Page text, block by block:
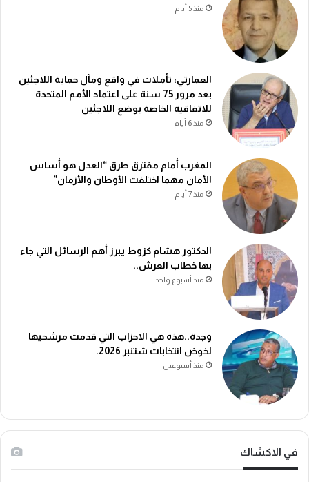
منذ 5 أيام
العمارتي: تأملات في واقع ومآل حماية اللاجئين
بعد مرور 75 سنة على اعتماد الأمم المتحدة
للاتفاقية الخاصة بوضع اللاجئين
منذ 6 أيام
المغرب أمام مفترق طرق “العدل هو أساس
الأمان مهما اختلفت الأوطان والأزمان”
منذ 7 أيام
الدكتور هشام كزوط يبرز أهم الرسائل التي جاء
بها خطاب العرش..
منذ أسبوع واحد
وجدة..هذه هي الاحزاب التي قدمت مرشحيها
لخوض انتخابات شتنبر 2026.
منذ أسبوعين
في الاكشاك